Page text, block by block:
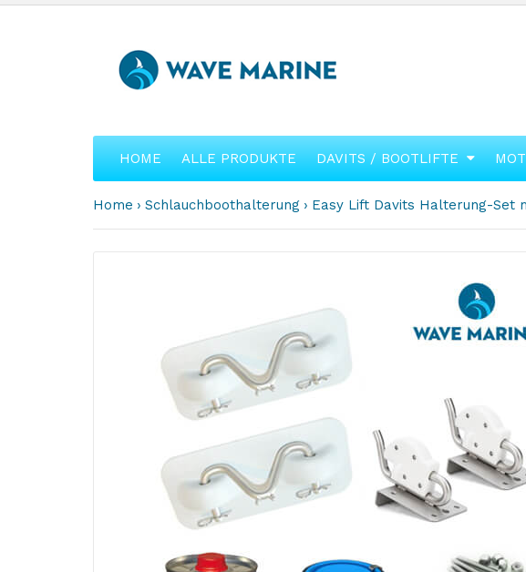
HOME ALLE PRODUKTE DAVITS / BOOTLIFTE
Home Schlauchboothalterung Easy Lift Davits Halterung-Set